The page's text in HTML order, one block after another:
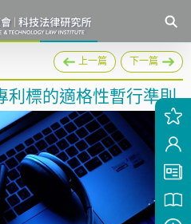
上一篇 下一篇
利標的適格性暫行準則